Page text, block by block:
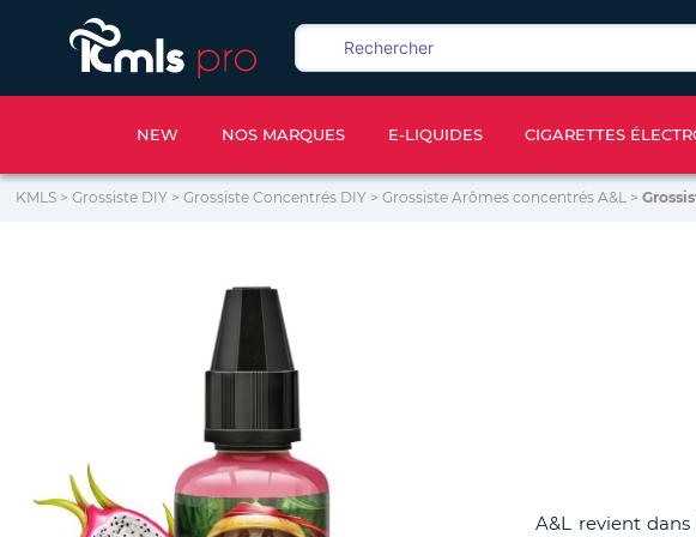
NEW NOS MARQUES E-LIQUIDES CIGARETTES
KMLS > Grossiste DIY > Grossiste Concentrés DIY > Grossiste Arômes concentrés A&L >
A&L revient